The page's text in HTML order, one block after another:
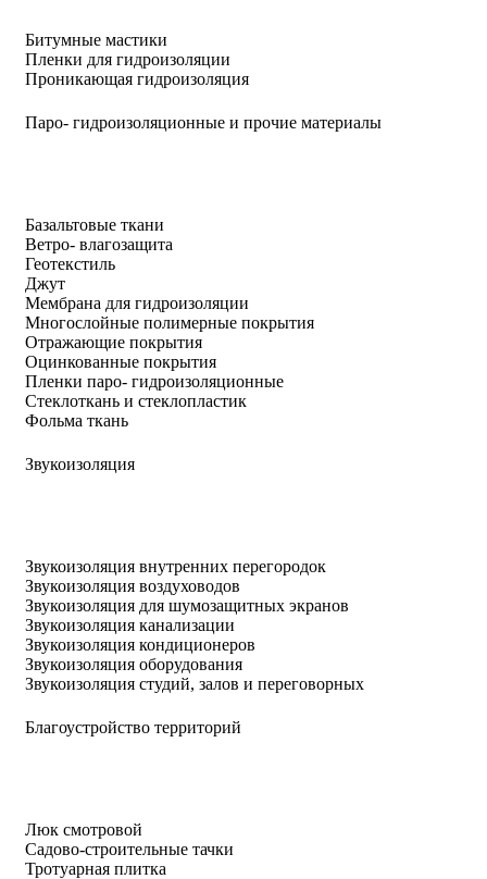
Битумные мастики
Пленки для гидроизоляции
Проникающая гидроизоляция
Паро- гидроизоляционные и прочие материалы
Базальтовые ткани
Ветро- влагозащита
Геотекстиль
Джут
Мембрана для гидроизоляции
Многослойные полимерные покрытия
Отражающие покрытия
Оцинкованные покрытия
Пленки паро- гидроизоляционные
Стеклоткань и стеклопластик
Фольма ткань
Звукоизоляция
Звукоизоляция внутренних перегородок
Звукоизоляция воздуховодов
Звукоизоляция для шумозащитных экранов
Звукоизоляция канализации
Звукоизоляция кондиционеров
Звукоизоляция оборудования
Звукоизоляция студий, залов и переговорных
Благоустройство территорий
Люк смотровой
Садово-строительные тачки
Тротуарная плитка